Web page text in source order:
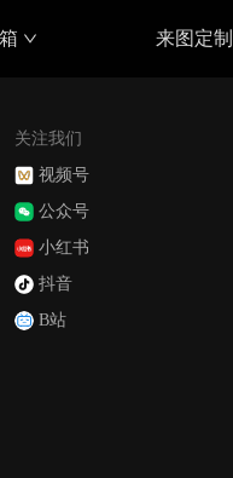
来图定制
关注我们
视频号
公众号
小红书
抖音
B站